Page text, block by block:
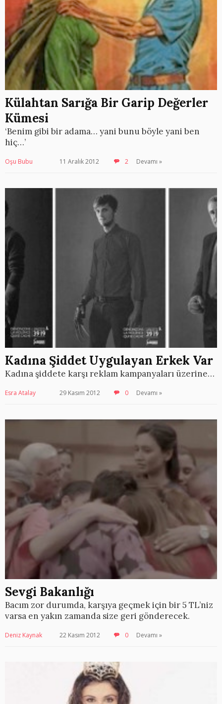
Külahtan Sarığa Bir Garip Değerler
Kümesi
‘Benim gibi bir adama… yani bunu böyle yani ben
hiç…’
Oşu Bubu 11 Aralık 2012 2 Devamı »
Kadına Şiddet Uygulayan Erkek Var
Kadına şiddete karşı reklam kampanyaları üzerine…
Esra Atalay 29 Kasım 2012 0 Devamı »
Sevgi Bakanlığı
Bacım zor durumda, karşıya geçmek için bir 5 TL’niz
varsa en yakın zamanda size geri gönderecek.
Deniz Kaynak 22 Kasım 2012 0 Devamı »